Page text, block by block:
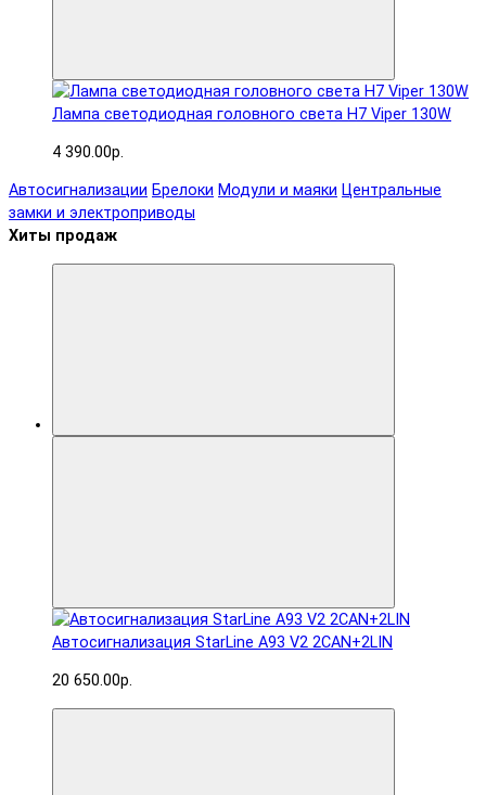
Лампа светодиодная головного света H7 Viper 130W
4 390.00р.
Автосигнализации Брелоки Модули и маяки Центральные
замки и электроприводы
Хиты продаж
Автосигнализация StarLine A93 V2 2CAN+2LIN
20 650.00р.